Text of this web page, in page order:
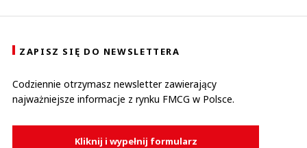
ZAPISZ SIĘ DO NEWSLETTERA
Codziennie otrzymasz newsletter zawierający
najważniejsze informacje z rynku FMCG w Polsce.
Kliknij i wypełnij formularz